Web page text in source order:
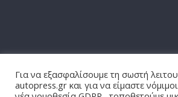
Για να εξασφαλίσουμε τη σωστή
autopress.gr και για να είμαστε